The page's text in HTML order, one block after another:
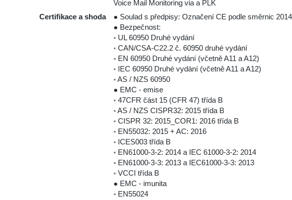
Voice Mail Monitoring via a PLK
Certifikace a shoda
● Soulad s předpisy: Označení CE podle směrnic
● Bezpečnost:
◦ UL 60950 Druhé vydání
◦ CAN/CSA-C22.2 č. 60950 druhé vydání
◦ EN 60950 Druhé vydání (včetně A11 a A12)
◦ IEC 60950 Druhé vydání (včetně A11 a A12)
◦ AS / NZS 60950
● EMC - emise
◦ 47CFR část 15 (CFR 47) třída B
◦ AS / NZS CISPR32: 2015 třída B
◦ CISPR 32: 2015_COR1: 2016 třída B
◦ EN55032: 2015 + AC: 2016
◦ ICES003 třída B
◦ EN61000-3-2: 2014 a IEC 61000-3-2: 2014
◦ EN61000-3-3: 2013 a IEC61000-3-3: 2013
◦ VCCI třída B
● EMC - imunita
◦ EN55024